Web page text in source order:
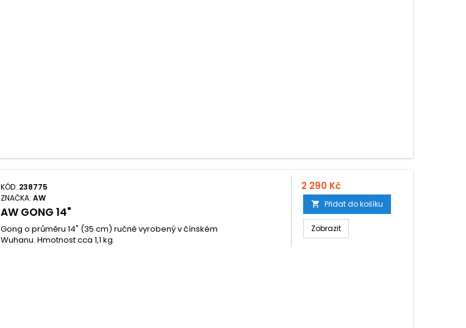
KÓD: 238775
ZNAČKA:AW
AW GONG 14"
Gong o průměru 14" (35 cm) ručně vyrobený v čínském
Wuhanu. Hmotnost cca 1,1 kg.
2 290 Kč
 Přidat do košíku
Zobrazit